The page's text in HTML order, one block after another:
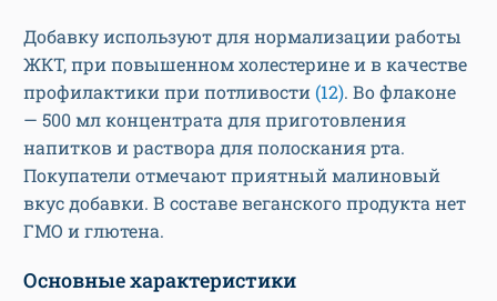
Добавку используют для нормализации работы
ЖКТ, при повышенном холестерине и в качестве
профилактики при потливости (12). Во флаконе
— 500 мл концентрата для приготовления
напитков и раствора для полоскания рта.
Покупатели отмечают приятный малиновый
вкус добавки. В составе веганского продукта нет
ГМО и глютена.
Основные характеристики